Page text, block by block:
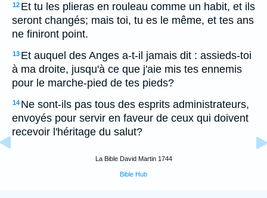
12 Et tu les plieras en rouleau comme un habit, et ils
seront changés; mais toi, tu es le même, et tes ans
ne finiront point.
13 Et auquel des Anges a-t-il jamais dit : assieds-toi
à ma droite, jusqu'à ce que j'aie mis tes ennemis
pour le marche-pied de tes pieds?
14 Ne sont-ils pas tous des esprits administrateurs,
envoyés pour servir en faveur de ceux qui doivent
recevoir l'héritage du salut?
La Bible David Martin 1744
Bible Hub